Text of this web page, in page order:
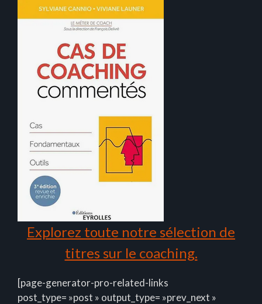
Explorez toute notre sélection de
titres sur le coaching.
[page-generator-pro-related-links
post_type= »post » output_type= »prev_next »